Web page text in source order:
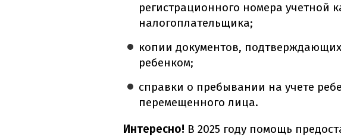
регистрационного номера учетной
налогоплательщика;
копии документов,
ребенком;
справки о пребывании на учете
перемещенного лица.
Интересно! В 2025 году помощь